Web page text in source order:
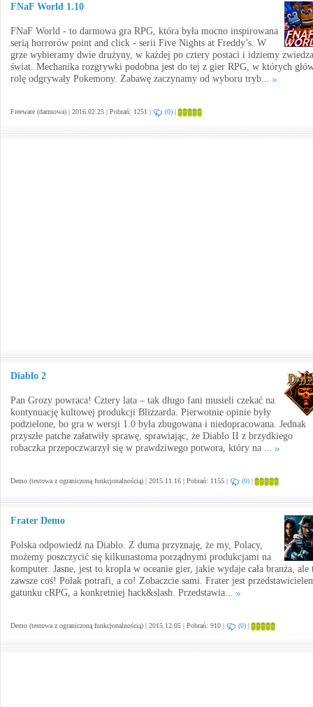
FNaF World 1.10
FNaF World - to darmowa gra RPG, która była mocno inspirowana
serią horrorów point and click - serii Five Nights at Freddy’s. W
grze wybieramy dwie drużyny, w każdej po cztery postaci i idziemy
świat. Mechanika rozgrywki podobna jest do tej z gier RPG, w których
rolę odgrywały Pokemony. Zabawę zaczynamy od wyboru tryb...
Freeware (darmowa) | 2016.02.25 | Pobrań: 1251 | (0) |
Diablo 2
Pan Grozy powraca! Cztery lata – tak długo fani musieli czekać na
kontynuację kultowej produkcji Blizzarda. Pierwotnie opinie były
podzielone, bo gra w wersji 1.0 była zbugowana i niedopracowana. Jednak
przyszłe patche załatwiły sprawę, sprawiając, że Diablo II z brzydkiego
robaczka przepoczwarzył się w prawdziwego potwora, który na ...
Demo (testowa z ograniczoną funkcjonalnością) | 2015.11.16 | Pobrań: 1155 | (0) |
Frater Demo
Polska odpowiedź na Diablo. Z duma przyznaję, że my, Polacy,
możemy poszczycić się kilkunastoma porządnymi produkcjami na
komputer. Jasne, jest to kropla w oceanie gier, jakie wydaje cała branża, ale
zawsze coś! Polak potrafi, a co! Zobaczcie sami. Frater jest
gatunku cRPG, a konkretniej hack&slash. Przedstawia...
Demo (testowa z ograniczoną funkcjonalnością) | 2015.12.05 | Pobrań: 910 | (0) |